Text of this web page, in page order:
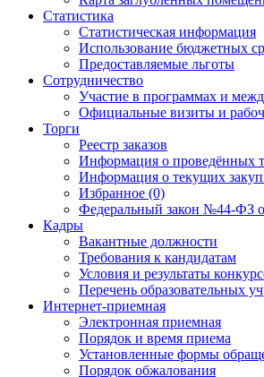
Статистика
Статистическая информация
Использование бюджетных
Предоставляемые льготы
Сотрудничество
Участие в программах и
Официальные визиты и
Торги
Реестр заказов
Информация о проведённых
Информация о текущих
Избранное (0)
Федеральный закон №44-ФЗ
Кадры
Вакантные должности
Требования к кандидатам
Условия и результаты
Перечень образовательных
Интернет-приемная
Электронная приемная
Порядок и время приема
Установленные формы
Порядок обжалования